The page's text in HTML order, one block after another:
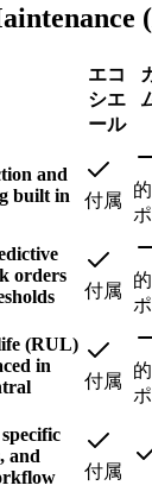
エコ
シエ
ール
and
built in
付属
orders
付属
(RUL)
in
付属
and
付属